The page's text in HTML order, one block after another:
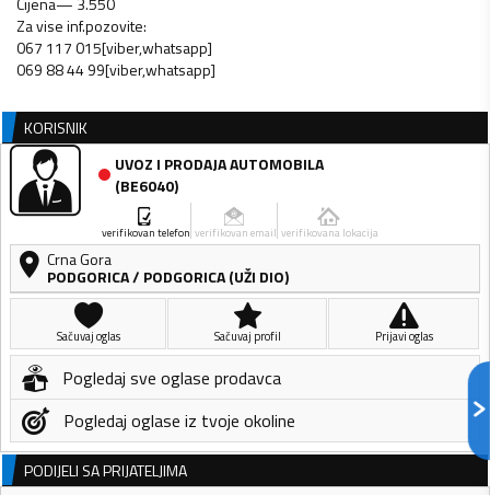
Za vise inf.pozovite:
067 117 015[viber,whatsapp]
069 88 44 99[viber,whatsapp]
KORISNIK
UVOZ I PRODAJA AUTOMOBILA
(BE6040)
verifikovan telefon verifikovan email verifikovana lokacija
Crna Gora
PODGORICA/ PODGORICA (UŽI DIO)
Sačuvaj oglas Sačuvaj profil Prijavi oglas
Pogledaj sve oglase prodavca
Pogledaj oglase iz tvoje okoline
PODIJELI SA PRIJATELJIMA